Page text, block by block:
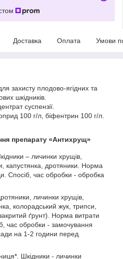
Доставка Оплата Умови
захисту плодово-ягідних та
шкідників.
суспензії.
100 г/л, біфентрин 100 г/л.
препарату «Антихрущ»
– личинки хрущів,
капустянка, дротяники. Норма
Спосіб, час обробки - обробка
личинки хрущів,
колорадський жук, трипси,
ґрунт). Норма витрати
час обробки - замочування
на 1-2 години перед
Шкідники - личинки